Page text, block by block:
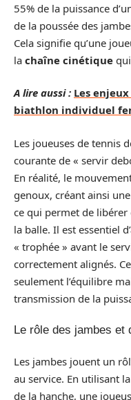
55% de la puissance
de la poussée des
Cela signifie qu’une
la chaîne cinétique
A lire aussi : Les
biathlon individuel
Les joueuses de tennis
courante de « servir
En réalité, le
genoux, créant ainsi
ce qui permet de libérer
la balle. Il est essentiel
« trophée » avant le
correctement alignés.
seulement l’équilibre
transmission de la
Le rôle des jambes et
Les jambes jouent un
au service. En utilisant
de la hanche, une